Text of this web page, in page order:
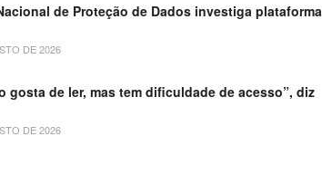
de Proteção de Dados investiga plataforma
DE 2026
gosta de ler, mas tem dificuldade de acesso”, diz
DE 2026